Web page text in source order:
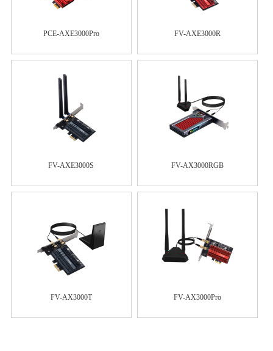
PCE-AXE3000Pro FV-AXE3000R
FV-AXE3000S FV-AX3000RGB
FV-AX3000T FV-AX3000Pro